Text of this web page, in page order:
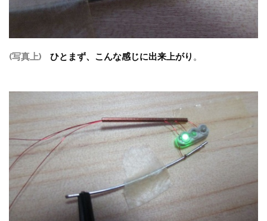
(写真上) ひとまず、こんな感じに出来上がり 。